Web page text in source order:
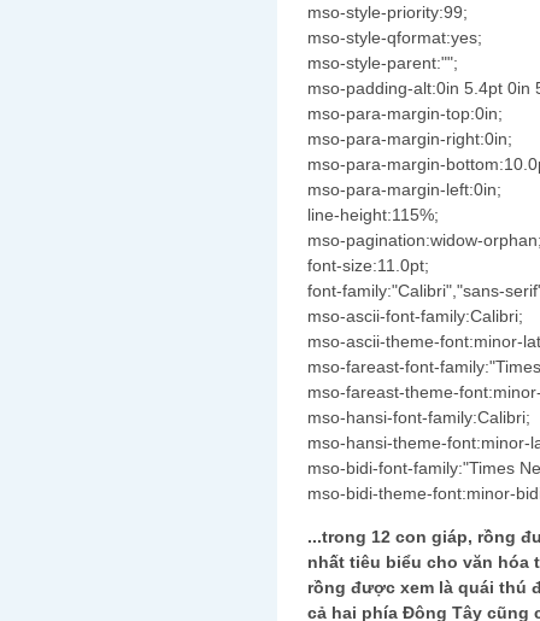
mso-style-priority:99;
mso-style-qformat:yes;
mso-style-parent:"";
mso-padding-alt:0in 5.4pt 0in
mso-para-margin-top:0in;
mso-para-margin-right:0in;
mso-para-margin-
mso-para-margin-left:0in;
line-height:115%;
mso-pagination:widow-
font-size:11.0pt;
font-family:"Calibri","sans-
mso-ascii-font-family:Calibri;
mso-ascii-theme-font:minor-
mso-fareast-font-
mso-fareast-theme-
mso-hansi-font-family:Calibri;
mso-hansi-theme-font:minor-
mso-bidi-font-family:"Times
mso-bidi-theme-font:minor-
...trong 12 con giáp, rồng
nhất tiêu biểu cho văn hóa
rồng được xem là quái thú
cả hai phía Đông Tây cũng